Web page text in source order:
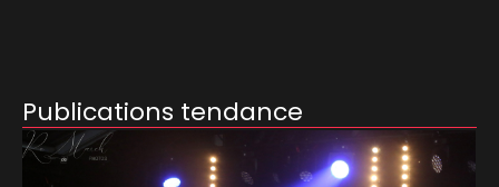
Publications tendance